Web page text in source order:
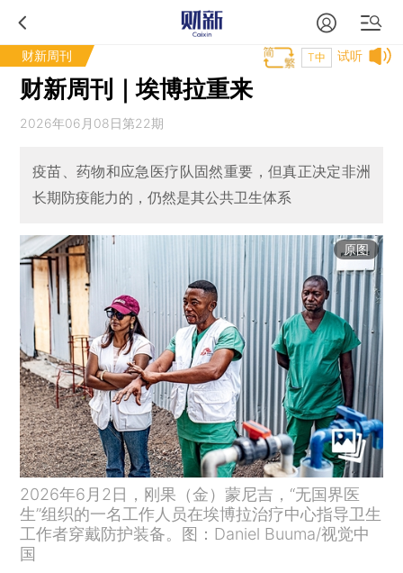
财新周刊 试听
T中
财新周刊｜埃博拉重来
2026年06月08日第22期
疫苗、药物和应急医疗队固然重要，但真正决定非洲
长期防疫能力的，仍然是其公共卫生体系
原图
2026年6月2日，刚果（金）蒙尼吉，“无国界医
生”组织的一名工作人员在埃博拉治疗中心指导卫生
工作者穿戴防护装备。图：Daniel Buuma/视觉中
国